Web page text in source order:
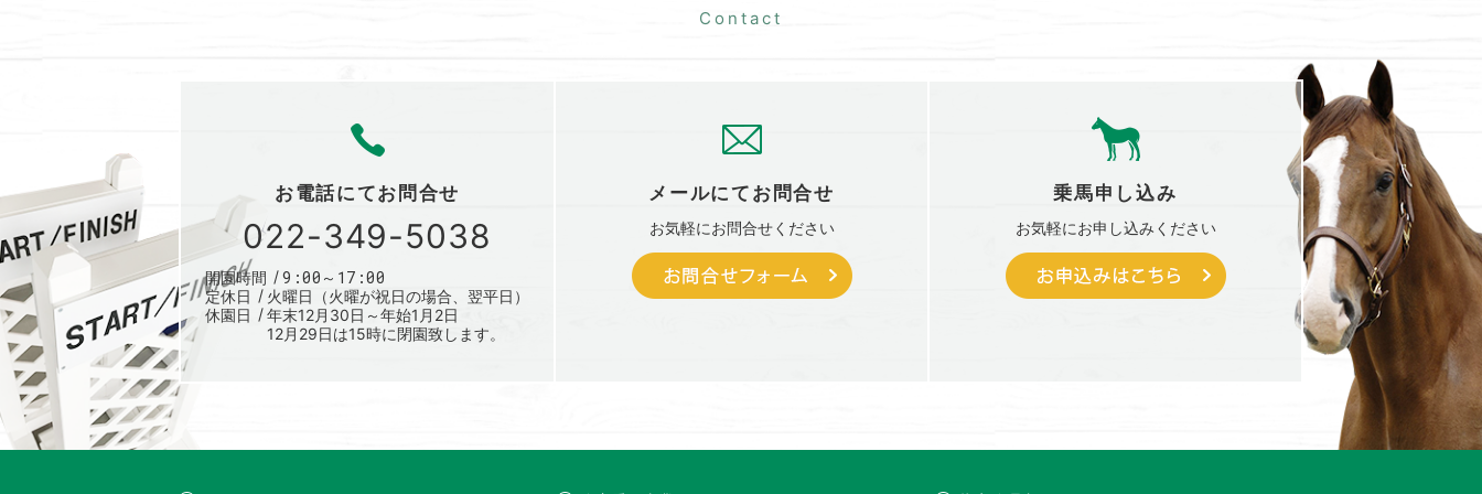
お電話にてお問合せ
022-349-5038
開園時間 9:00～17:00
定休日
火曜日（火曜が祝日の場合、翌平日）
休園日
年末12月30日～年始1月2日
12月29日は15時に閉園致します。
メールにて お問合せ
お気軽にお問合せください
乗馬申し込み
お気軽にお申し込みください